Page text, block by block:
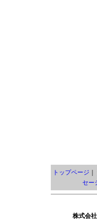
トップページ
セー
株式会